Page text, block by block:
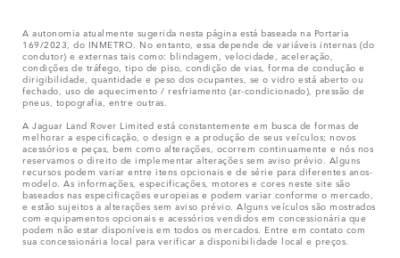
A autonomia atualmente sugerida nesta página está baseada na Portaria
169/2023, do INMETRO. No entanto, essa depende de variáveis internas (do
condutor) e externas tais como: blindagem, velocidade, aceleração,
condições de tráfego, tipo de piso, condição de vias, forma de condução e
dirigibilidade, quantidade e peso dos ocupantes, se o vidro está aberto ou
fechado, uso de aquecimento / resfriamento (ar-condicionado), pressão de
pneus, topografia, entre outras.
A Jaguar Land Rover Limited está constantemente em busca de formas de
melhorar a especificação, o design e a produção de seus veículos; novos
acessórios e peças, bem como alterações, ocorrem continuamente e nós nos
reservamos o direito de implementar alterações sem aviso prévio. Alguns
recursos podem variar entre itens opcionais e de série para diferentes anos-
modelo. As informações, especificações, motores e cores neste site são
baseados nas especificações europeias e podem variar conforme o mercado,
e estão sujeitos a alterações sem aviso prévio. Alguns veículos são mostrados
com equipamentos opcionais e acessórios vendidos em concessionária que
podem não estar disponíveis em todos os mercados. Entre em contato com
sua concessionária local para verificar a disponibilidade local e preços.